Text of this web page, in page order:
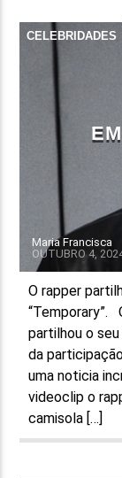
CELEBRIDADES
Maria Francisca
OUTUBRO 4,
O rapper
“Temporary”.
partilhou o
da
uma noticia
videoclip o
camisola […]